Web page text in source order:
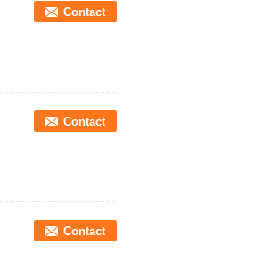
Contact
Contact
Contact